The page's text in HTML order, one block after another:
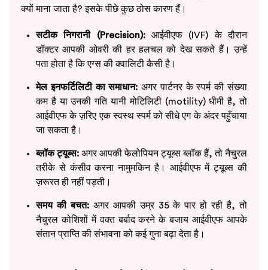
क्यों माना जाता है? इसके पीछे कुछ ठोस कारण हैं।
सटीक निगरानी (Precision):आईवीएफ (IVF) के दौरान
डॉक्टर आपकी ओवरी की हर हलचल को देख सकते हैं। उन्हें
पता होता है कि एग्स की क्वालिटी कैसी है।
मेल इनफर्टिलिटी का समाधान: अगर पार्टनर के स्पर्म की संख्या
कम है या उनकी गति यानी मोटिलिटी (motility) धीमी है, तो
आईवीएफ के ज़रिए एक स्वस्थ स्पर्म को सीधे एग के अंदर पहुँचाया
जा सकता है।
ब्लॉक ट्यूब्स: अगर आपकी फेलोपियन ट्यूब्स ब्लॉक हैं, तो नैचुरल
तरीके से कंसीव करना नामुमकिन है। आईवीएफ में ट्यूब्स की
ज़रूरत ही नहीं पड़ती।
समय की बचत:अगर आपकी उम्र 35 के पार हो रही है, तो
नैचुरल कोशिशों में वक्त बर्बाद करने के बजाय आईवीएफ आपके
संतान प्राप्ति की संभावना को कई गुना बढ़ा देता है।